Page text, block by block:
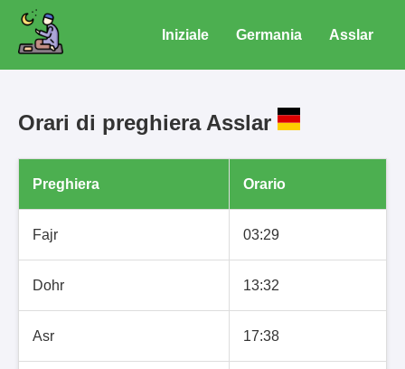
Iniziale Germania Asslar
Orari di preghiera Asslar
Preghiera Orario
Fajr 03:29
Dohr 13:32
Asr 17:38